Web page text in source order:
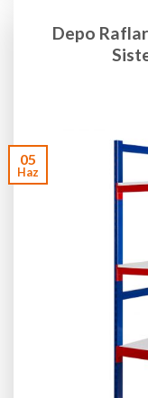
Depo
05
Haz